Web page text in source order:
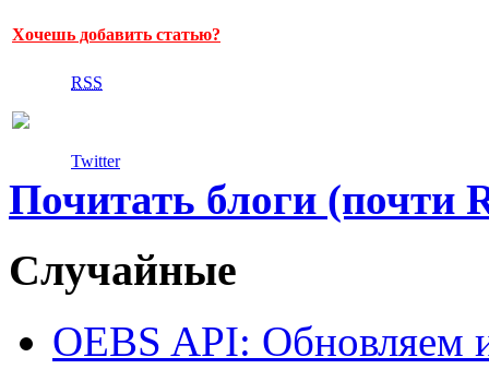
Хочешь добавить статью?
RSS
Twitter
Почитать блоги (почти
Случайные
OEBS API: Обновляем